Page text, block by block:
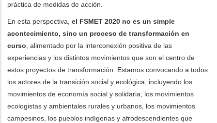
práctica de medidas de acción.
En esta perspectiva, el FSMET 2020 no es un simple
acontecimiento, sino un proceso de transformación en
curso , alimentado por la interconexión positiva de las
experiencias y los distintos movimientos que son el centro de
estos proyectos de transformación. Estamos convocando a todos
los actores de la transición social y ecológica, incluyendo los
movimientos de economía social y solidaria, los movimientos
ecologistas y ambientales rurales y urbanos, los movimientos
campesinos, los pueblos indígenas y afrodescendientes que